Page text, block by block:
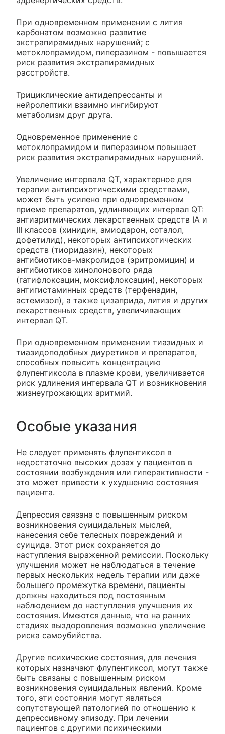
При одновременном применении с лития
карбонатом возможно развитие
экстрапирамидных нарушений; с
метоклопрамидом, пиперазином - повышается
риск развития экстрапирамидных
расстройств.
Трициклические антидепрессанты и
нейролептики взаимно ингибируют
метаболизм друг друга.
Одновременное применение с
метоклопрамидом и пиперазином повышает
риск развития экстрапирамидных нарушений.
Увеличение интервала QT, характерное для
терапии антипсихотическими средствами,
может быть усилено при одновременном
приеме препаратов, удлиняющих интервал QT:
антиаритмических лекарственных средств IA и
III классов (хинидин, амиодарон, соталол,
дофетилид), некоторых антипсихотических
средств (тиоридазин), некоторых
антибиотиков-макролидов (эритромицин) и
антибиотиков хинолонового ряда
(гатифлоксацин, моксифлоксацин), некоторых
антигистаминных средств (терфенадин,
астемизол), а также цизаприда, лития и других
лекарственных средств, увеличивающих
интервал QT.
При одновременном применении тиазидных и
тиазидоподобных диуретиков и препаратов,
способных повысить концентрацию
флупентиксола в плазме крови, увеличивается
риск удлинения интервала QT и возникновения
жизнеугрожающих аритмий.
Особые указания
Не следует применять флупентиксол в
недостаточно высоких дозах у пациентов в
состоянии возбуждения или гиперактивности -
это может привести к ухудшению состояния
пациента.
Депрессия связана с повышенным риском
возникновения суицидальных мыслей,
нанесения себе телесных повреждений и
суицида. Этот риск сохраняется до
наступления выраженной ремиссии. Поскольку
улучшения может не наблюдаться в течение
первых нескольких недель терапии или даже
большего промежутка времени, пациенты
должны находиться под постоянным
наблюдением до наступления улучшения их
состояния. Имеются данные, что на ранних
стадиях выздоровления возможно увеличение
риска самоубийства.
Другие психические состояния, для лечения
которых назначают флупентиксол, могут также
быть связаны с повышенным риском
возникновения суицидальных явлений. Кроме
того, эти состояния могут являться
сопутствующей патологией по отношению к
депрессивному эпизоду. При лечении
пациентов с другими психическими